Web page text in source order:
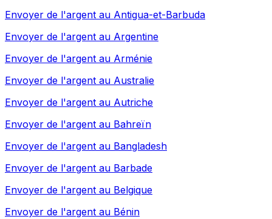
Envoyer de l'argent au Antigua-et-Barbuda
Envoyer de l'argent au Argentine
Envoyer de l'argent au Arménie
Envoyer de l'argent au Australie
Envoyer de l'argent au Autriche
Envoyer de l'argent au Bahreïn
Envoyer de l'argent au Bangladesh
Envoyer de l'argent au Barbade
Envoyer de l'argent au Belgique
Envoyer de l'argent au Bénin